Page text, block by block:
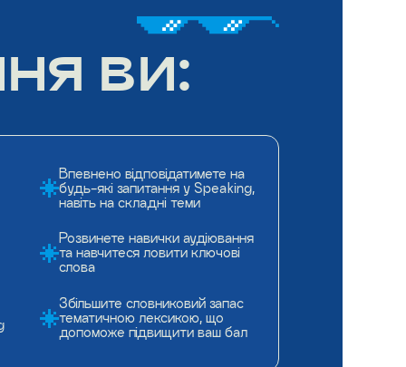
ви:
Впевнено відповідатимете на
будь-які запитання у Speaking,
навіть на складні теми
Розвинете навички аудіювання
та навчитеся ловити ключові
слова
Збільшите словниковий запас
тематичною лексикою, що
допоможе підвищити ваш бал